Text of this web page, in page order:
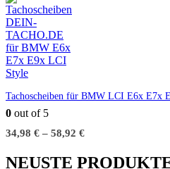
Tachoscheiben für BMW LCI E6x
0 out of 5
34,98 € – 58,92 €
NEUSTE